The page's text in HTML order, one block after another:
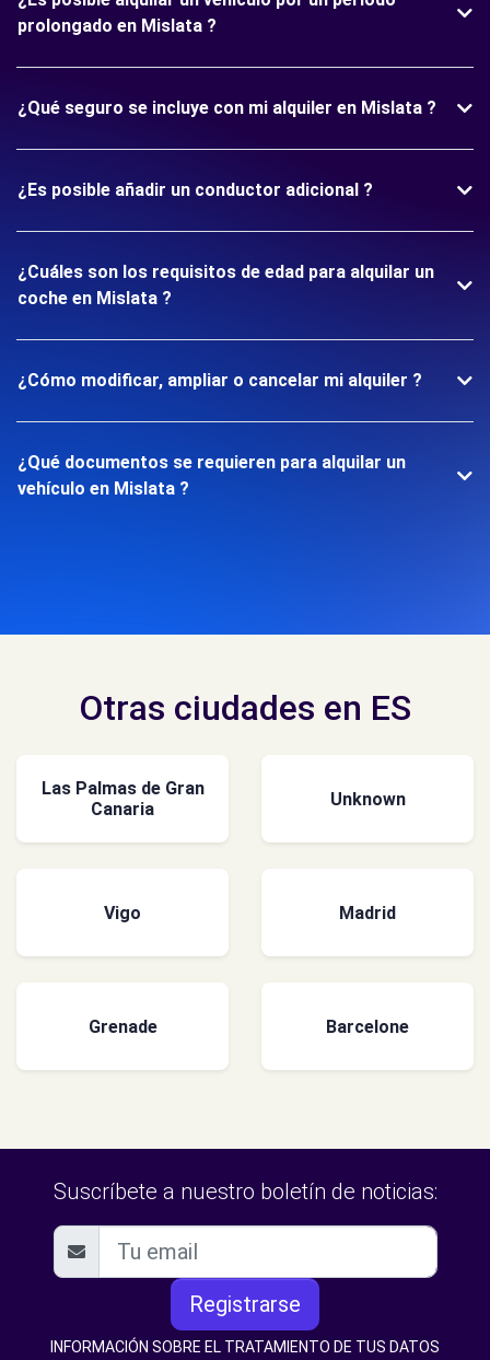
prolongado en Mislata ?
¿Qué seguro se incluye con mi alquiler en Mislata ?
¿Es posible añadir un conductor adicional ?
¿Cuáles son los requisitos de edad para alquilar un
coche en Mislata ?
¿Cómo modificar, ampliar o cancelar mi alquiler ?
¿Qué documentos se requieren para alquilar un
vehículo en Mislata ?
Otras ciudades en ES
Las Palmas de Gran
Canaria
Unknown
Vigo Madrid
Grenade Barcelone
Suscríbete a nuestro boletín de noticias:
Registrarse
INFORMACIÓN SOBRE EL TRATAMIENTO DE TUS DATOS